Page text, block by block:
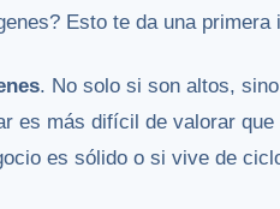
Esto te da una
. No solo si son altos,
es más difícil de valorar
es sólido o si vive de